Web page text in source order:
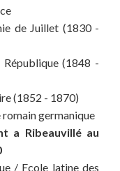
de Juillet (1830 -
(1848 -
(1852 - 1870)
romain germanique
a Ribeauvillé au
/ Ecole latine des